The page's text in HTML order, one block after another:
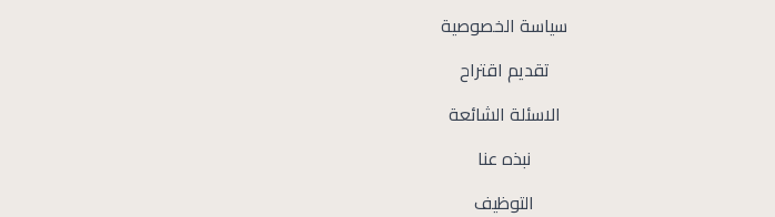
سياسة الخصوصية
تقديم اقتراح
الاسئلة الشائعة
نبذه عنا
التوظيف